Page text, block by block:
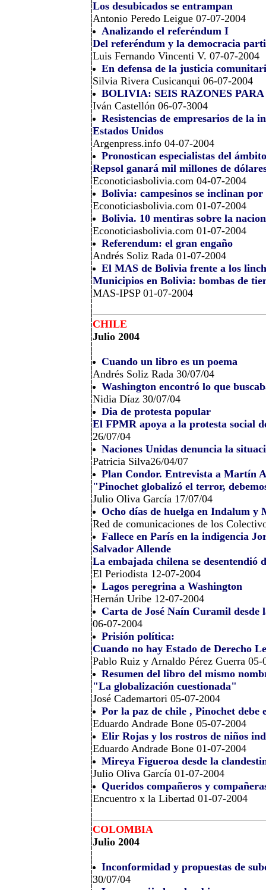
Los desubicados se entrampan
Antonio Peredo Leigue 07-07-2004
Analizando el referéndum I
Del referéndum y la democracia
Luis Fernando Vincenti V. 07-07-2004
En defensa de la justicia
Silvia Rivera Cusicanqui 06-07-2004
BOLIVIA: SEIS RAZONES
Iván Castellón 06-07-3004
Resistencias de empresarios de
Estados Unidos
Argenpress.info 04-07-2004
Pronostican especialistas del
Repsol ganará mil millones de
Econoticiasbolivia.com 04-07-2004
Bolivia: campesinos se inclinan
Econoticiasbolivia.com 01-07-2004
Bolivia. 10 mentiras sobre la
Econoticiasbolivia.com 01-07-2004
Referendum: el gran engaño
Andrés Soliz Rada 01-07-2004
El MAS de Bolivia frente a los
Municipios en Bolivia: bombas de
MAS-IPSP 01-07-2004
CHILE
Julio 2004
Cuando un libro es un poema
Andrés Soliz Rada 30/07/04
Washington encontró lo que
Nidia Díaz 30/07/04
Dia de protesta popular
El FPMR apoya a la protesta social
26/07/04
Naciones Unidas denuncia la
Patricia Silva26/04/07
Plan Condor. Entrevista a Martín
"Pinochet globalizó el terror,
Julio Oliva García 17/07/04
Ocho días de huelga en Indalum y
Red de comunicaciones de los
Fallece en París en la indigencia
Salvador Allende
La embajada chilena se desentendió
El Periodista 12-07-2004
Lagos peregrina a Washington
Hernán Uribe 12-07-2004
Carta de José Naín Curamil desde
06-07-2004
Prisión política:
Cuando no hay Estado de Derecho
Pablo Ruiz y Arnaldo Pérez Guerra 05-
Resumen del libro del mismo
"La globalización cuestionada"
José Cademartori 05-07-2004
Por la paz de chile , Pinochet
Eduardo Andrade Bone 05-07-2004
Elir Rojas y los rostros de niños
Eduardo Andrade Bone 01-07-2004
Mireya Figueroa desde la
Julio Oliva García 01-07-2004
Queridos compañeros y
Encuentro x la Libertad 01-07-2004
COLOMBIA
Julio 2004
Inconformidad y propuestas de
30/07/04